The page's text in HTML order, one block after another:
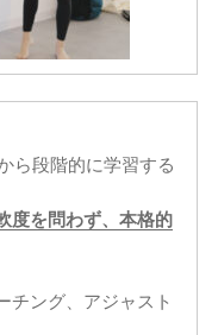
ら段階的に学習する
度を問わず、本格的
ング、アジャスト